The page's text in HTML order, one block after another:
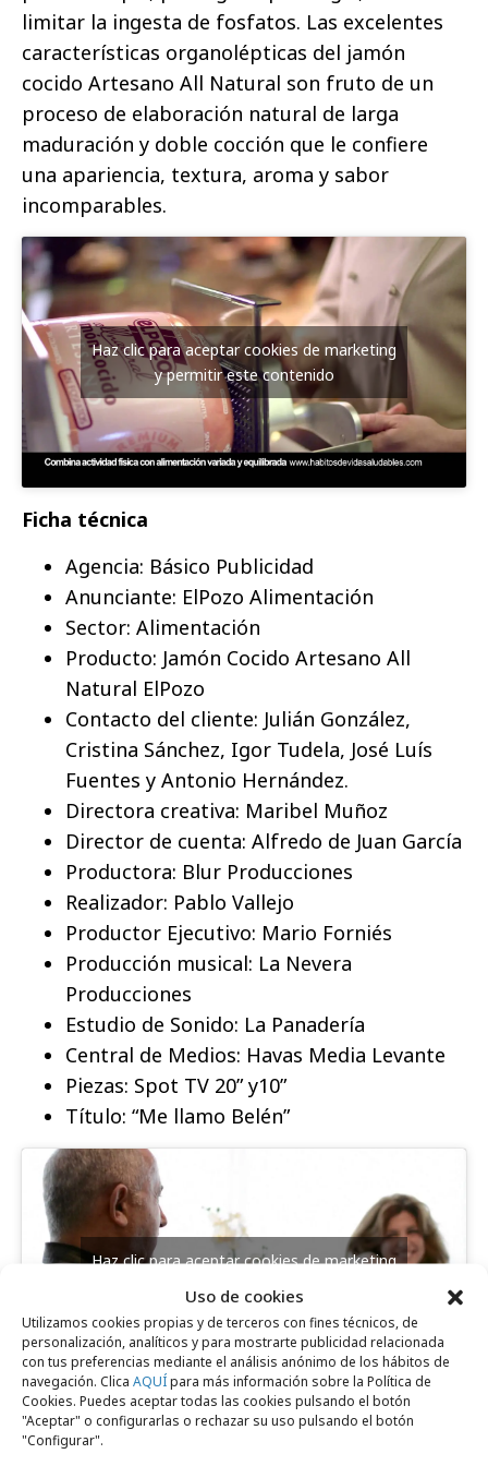
Uso de cookies
Utilizamos cookies propias y de terceros con fines técnicos, de
personalización, analíticos y para mostrarte publicidad relacionada
con tus preferencias mediante el análisis anónimo de los hábitos de
navegación. Clica AQUÍpara más información sobre la Política de
Cookies. Puedes aceptar todas las cookies pulsando el botón
"Aceptar" o configurarlas o rechazar su uso pulsando el botón
"Configurar".
limitar la ingesta de fosfatos. Las excelentes
características organolépticas del jamón
cocido Artesano All Natural son fruto de un
proceso de elaboración natural de larga
maduración y doble cocción que le confiere
una apariencia, textura, aroma y sabor
incomparables.
Haz clic para aceptar cookies de marketing
y permitir este contenido
Ficha técnica
Agencia: Básico Publicidad
Anunciante: ElPozo Alimentación
Sector: Alimentación
Producto: Jamón Cocido Artesano All
Natural ElPozo
Contacto del cliente: Julián González,
Cristina Sánchez, Igor Tudela, José Luís
Fuentes y Antonio Hernández.
Directora creativa: Maribel Muñoz
Director de cuenta: Alfredo de Juan García
Productora: Blur Producciones
Realizador: Pablo Vallejo
Productor Ejecutivo: Mario Forniés
Producción musical: La Nevera
Producciones
Estudio de Sonido: La Panadería
Central de Medios: Havas Media Levante
Piezas: Spot TV 20” y10”
Título: “Me llamo Belén”
Haz clic para aceptar cookies de marketing
y permitir este contenido
Comparte